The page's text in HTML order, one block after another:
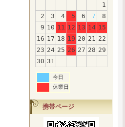
1
2
3 4 5 6 7
8
9 10 11 12 13 14 15
16 17 18 19 20 21 22
23 24 25 26 27 28 29
30 31
今日
休業日
携帯ページ